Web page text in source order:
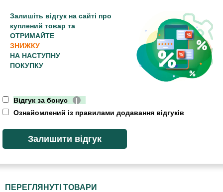
Залишіть відгук на сайті про
куплений товар та
ОТРИМАЙТЕ
ЗНИЖКУ
НА НАСТУПНУ
ПОКУПКУ
Відгук за бонус
|
Ознайомлений із правилами додавання відгуків
ПЕРЕГЛЯНУТІ ТОВАРИ